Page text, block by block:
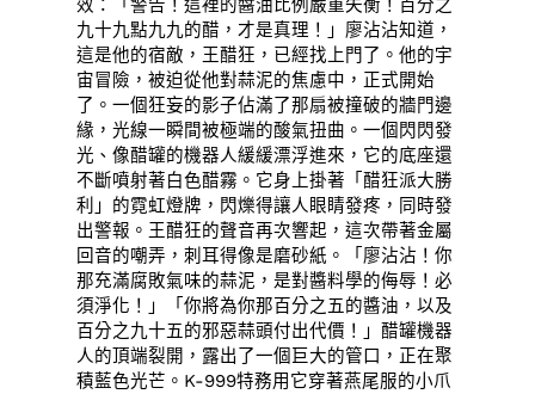
效：「警告！這裡的醬油比例嚴重失衡！百分之
九十九點九九的醋，才是真理！」廖沾沾知道，
這是他的宿敵，王醋狂，已經找上門了。他的宇
宙冒險，被迫從他對蒜泥的焦慮中，正式開始
了。一個狂妄的影子佔滿了那扇被撞破的牆門邊
緣，光線一瞬間被極端的酸氣扭曲。一個閃閃發
光、像醋罐的機器人緩緩漂浮進來，它的底座還
不斷噴射著白色醋霧。它身上掛著「醋狂派大勝
利」的霓虹燈牌，閃爍得讓人眼睛發疼，同時發
出警報。王醋狂的聲音再次響起，這次帶著金屬
回音的嘲弄，刺耳得像是磨砂紙。「廖沾沾！你
那充滿腐敗氣味的蒜泥，是對醬料學的侮辱！必
須淨化！」「你將為你那百分之五的醬油，以及
百分之九十五的邪惡蒜頭付出代價！」醋罐機器
人的頂端裂開，露出了一個巨大的管口，正在聚
積藍色光芒。K-999特務用它穿著燕尾服的小爪